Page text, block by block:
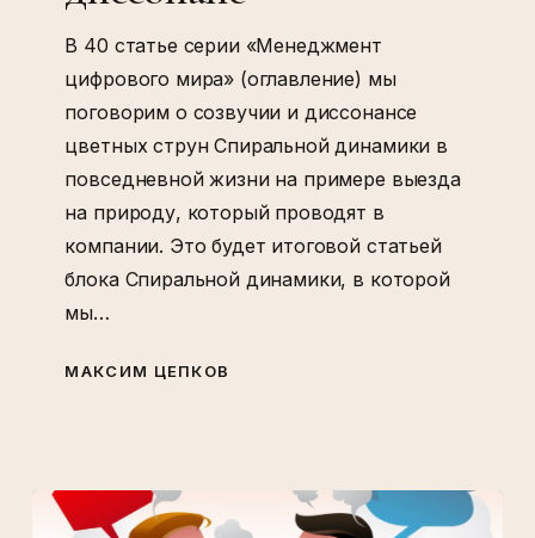
В 40 статье серии «Менеджмент
цифрового мира» (оглавление) мы
поговорим о созвучии и диссонансе
цветных струн Спиральной динамики в
повседневной жизни на примере выезда
на природу, который проводят в
компании. Это будет итоговой статьей
блока Спиральной динамики, в которой
мы…
МАКСИМ ЦЕПКОВ